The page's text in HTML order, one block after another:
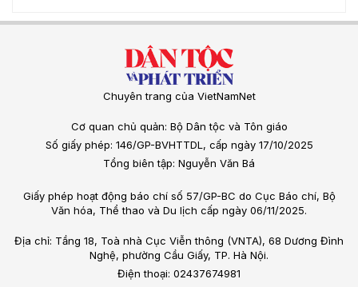
Chuyên trang của VietNamNet
Cơ quan chủ quản: Bộ Dân tộc và Tôn giáo
Số giấy phép: 146/GP-BVHTTDL, cấp ngày 17/10/2025
Tổng biên tập: Nguyễn Văn Bá
Giấy phép hoạt động báo chí số 57/GP-BC do Cục Báo chí, Bộ
Văn hóa, Thể thao và Du lịch cấp ngày 06/11/2025.
Địa chỉ: Tầng 18, Toà nhà Cục Viễn thông (VNTA), 68 Dương Đình
Nghệ, phường Cầu Giấy, TP. Hà Nội.
Điện thoại: 02437674981